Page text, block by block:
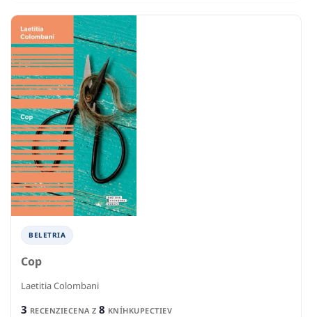
BELETRIA
Cop
Laetitia Colombani
3 RECENZIECENA Z 8 KNÍHKUPECTIEV